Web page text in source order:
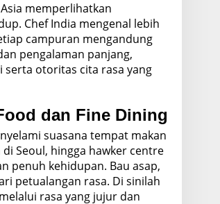
memperlihatkan
Chef India mengenal lebih
campuran mengandung
pengalaman panjang,
serta otoritas cita rasa yang
dan Fine Dining
suasana tempat makan
Seoul, hingga hawker centre
penuh kehidupan. Bau asap,
petualangan rasa. Di sinilah
rasa yang jujur dan